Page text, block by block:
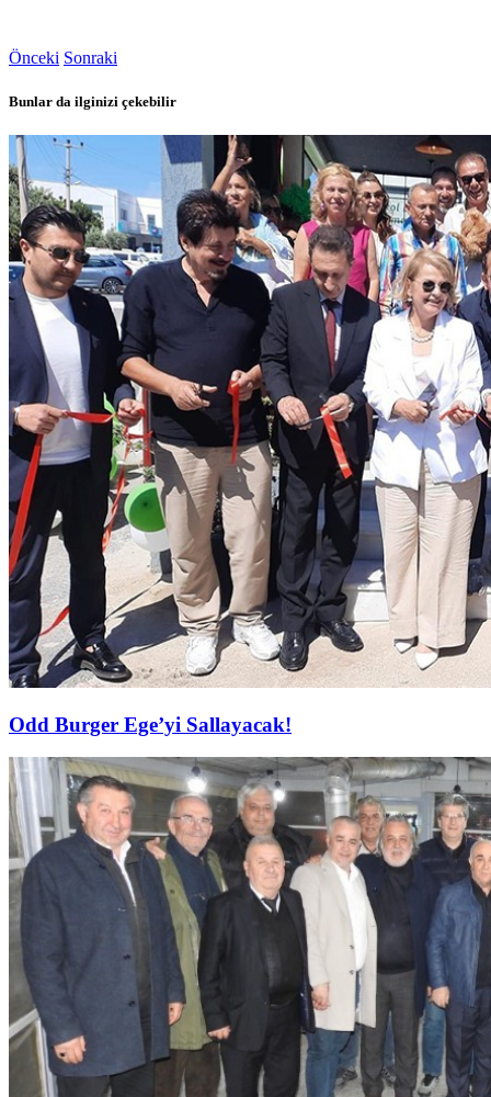
Önceki Sonraki
Bunlar da ilginizi çekebilir
Odd Burger Ege’yi Sallayacak!